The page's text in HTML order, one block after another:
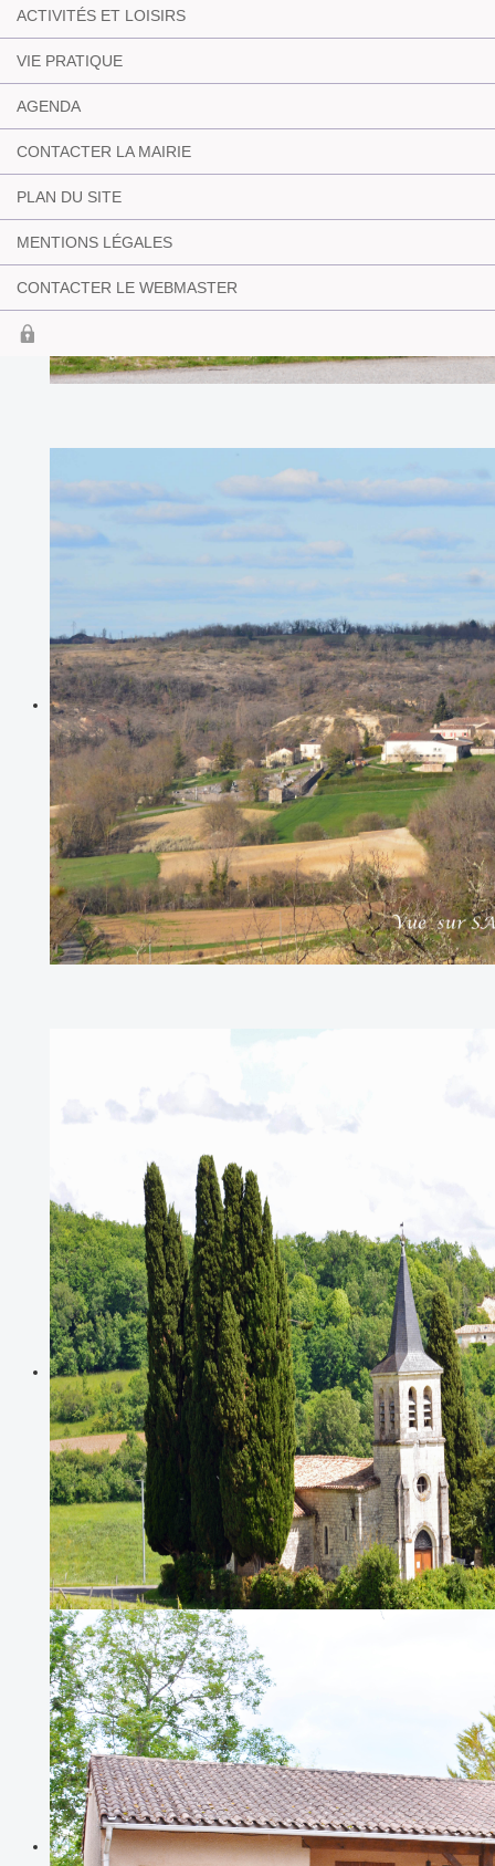
ACTIVITÉS ET LOISIRS
VIE PRATIQUE
AGENDA
CONTACTER LA MAIRIE
PLAN DU SITE
MENTIONS LÉGALES
CONTACTER LE WEBMASTER